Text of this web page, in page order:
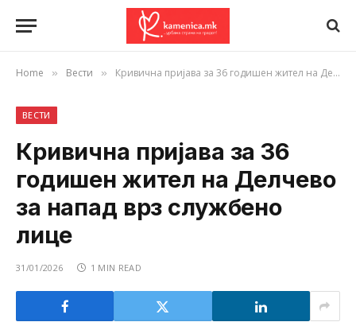
Home » Вести » Кривична пријава за 36 годишен жител на Делчево за напад врз службено лице
ВЕСТИ
Кривична пријава за 36
годишен жител на Делчево
за напад врз службено
лице
31/01/2026 1 MIN READ